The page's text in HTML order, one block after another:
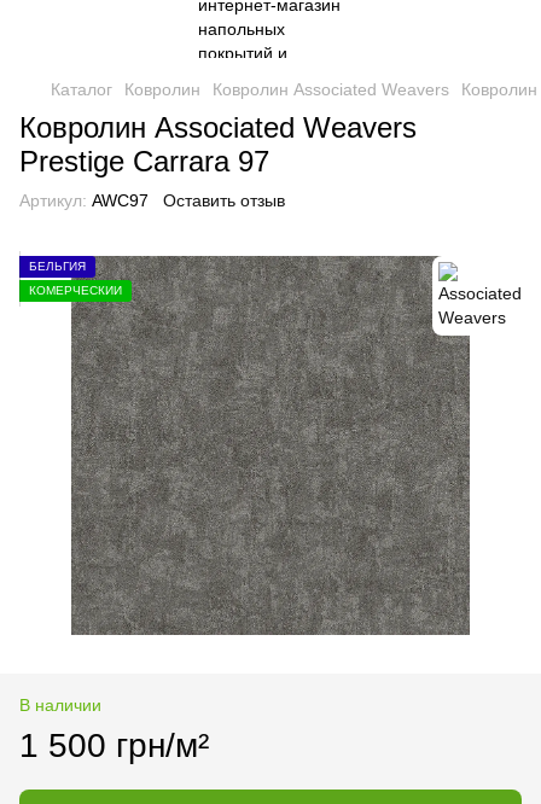
Каталог Ковролин Ковролин Associated Weavers
Ковролин Associated Weavers
Prestige Carrara 97
Артикул: AWC97 Оставить отзыв
БЕЛЬГИЯ
КОМЕРЧЕСКИЙ
В наличии
1 500 грн/м²